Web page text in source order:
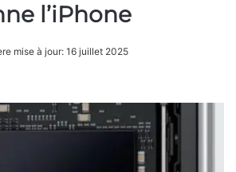
l’iPhone
mise à jour: 16 juillet 2025